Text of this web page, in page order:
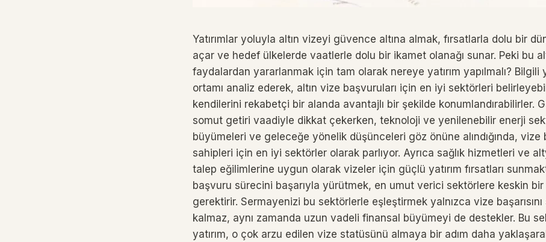
Yatırımlar yoluyla altın vizeyi güvence altına almak, fırsatlarla dolu bir
açar ve hedef ülkelerde vaatlerle dolu bir ikamet olanağı sunar. Peki bu
faydalardan yararlanmak için tam olarak nereye yatırım yapılmalı? Bilgili
ortamı analiz ederek, altın vize başvuruları için en iyi sektörleri
kendilerini rekabetçi bir alanda avantajlı bir şekilde konumlandırabilirler.
somut getiri vaadiyle dikkat çekerken, teknoloji ve yenilenebilir enerji
büyümeleri ve geleceğe yönelik düşünceleri göz önüne alındığında, vize
sahipleri için en iyi sektörler olarak parlıyor. Ayrıca sağlık hizmetleri ve
talep eğilimlerine uygun olarak vizeler için güçlü yatırım fırsatları
başvuru sürecini başarıyla yürütmek, en umut verici sektörlere keskin bir
gerektirir. Sermayenizi bu sektörlerle eşleştirmek yalnızca vize
kalmaz, aynı zamanda uzun vadeli finansal büyümeyi de destekler. Bu
yatırım, o çok arzu edilen vize statüsünü almaya bir adım daha